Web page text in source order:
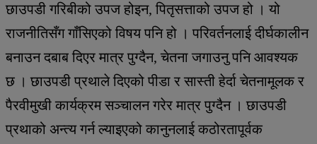
छाउपडी गरिबीको उपज होइन, पितृसत्ताको उपज हो । यो
राजनीतिसँग गाँसिएको विषय पनि हो । परिवर्तनलाई दीर्घकालीन
बनाउन दबाब दिएर मात्र पुग्दैन, चेतना जगाउनु पनि आवश्यक
छ । छाउपडी प्रथाले दिएको पीडा र सास्ती हेर्दा चेतनामूलक र
पैरवीमुखी कार्यक्रम सञ्चालन गरेर मात्र पुग्दैन । छाउपडी
प्रथाको अन्त्य गर्न ल्याइएको कानुनलाई कठोरतापूर्वक